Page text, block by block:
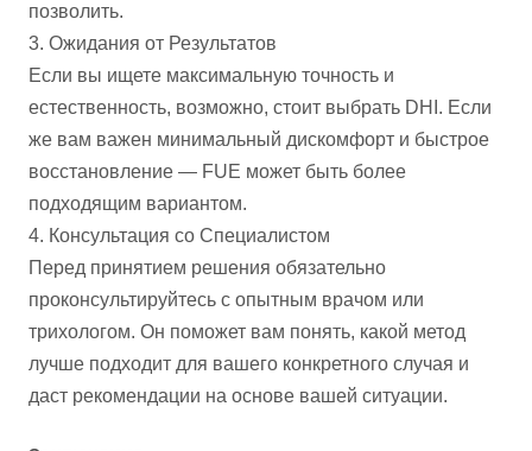
позволить.
3. Ожидания от Результатов
Если вы ищете максимальную точность и
естественность, возможно, стоит выбрать DHI. Если
же вам важен минимальный дискомфорт и быстрое
восстановление — FUE может быть более
подходящим вариантом.
4. Консультация со Специалистом
Перед принятием решения обязательно
проконсультируйтесь с опытным врачом или
трихологом. Он поможет вам понять, какой метод
лучше подходит для вашего конкретного случая и
даст рекомендации на основе вашей ситуации.